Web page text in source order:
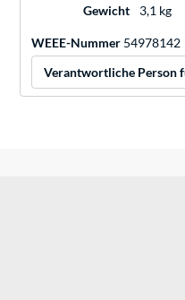
Gewicht
3,1 kg
WEEE-Nummer 54978142
Verantwortliche Person